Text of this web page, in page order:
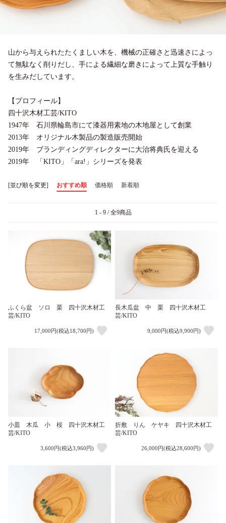
山から与えられたたくましい木を、機械の正確さと迅速さによっ
て無駄なく削りだし、手による繊細な磨きによって上質な手触り
を生みだしています。
【プロフィール】
四十沢木材工芸/KITO
1947年 石川県輪島市にて漆器用素地の木地屋として創業
2013年 オリジナル木製品の製造販売開始
2019年 ブランディングディレクターに大治将典氏を迎える
2019年 「KITO」「ara!」シリーズを発表
[並び順を変更] おすすめ順 価格順 新着順
1 - 9 / 全9商品
ふくら盆 ソロ 栗 四十沢木材工
芸/KITO
17,000円(税込18,700円)
長木瓜盆 中 栗 四十沢木材工
芸/KITO
9,000円(税込9,900円)
小皿 木瓜 小 桜 四十沢木材工
芸/KITO
3,600円(税込3,960円)
折敷 りん ケヤキ 四十沢木材工
芸/KITO
26,000円(税込28,600円)